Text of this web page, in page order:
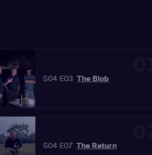
S04 E03 The Blob
S04 E07 The Return